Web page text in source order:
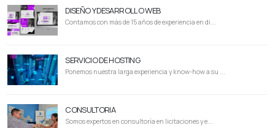
DISEÑO Y DESARROLLO WEB
Contamos con más de 15 años de experiencia en di...
SERVICIO DE HOSTING
Ponemos nuestra larga experiencia y know-how a su ...
CONSULTORIA
Somos expertos en consultoría en licitaciones y e...